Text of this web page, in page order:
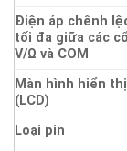
Điện áp chênh
tối đa giữa các
V/Ω và COM
Màn hình hiển thị
(LCD)
Loại pin